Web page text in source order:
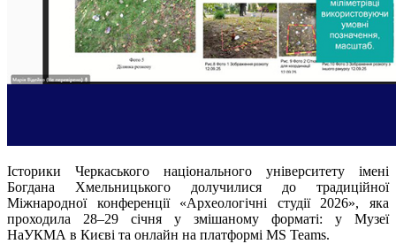
Історики Черкаського національного університету імені
Богдана Хмельницького долучилися до традиційної
Міжнародної конференції «Археологічні студії 2026», яка
проходила 28–29 січня у змішаному форматі: у Музеї
НаУКМА в Києві та онлайн на платформі MS Teams.